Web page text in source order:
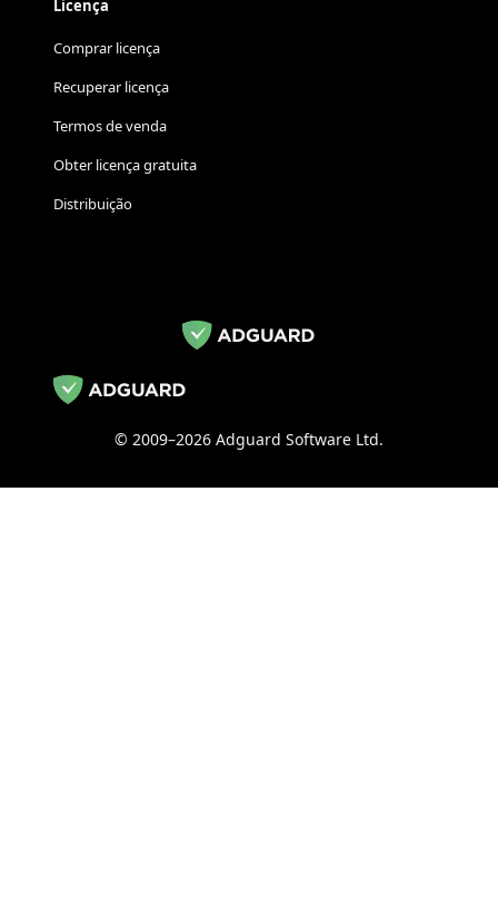
Licença
Comprar licença
Recuperar licença
Termos de venda
Obter licença gratuita
Distribuição
© 2009–2026 Adguard Software Ltd.